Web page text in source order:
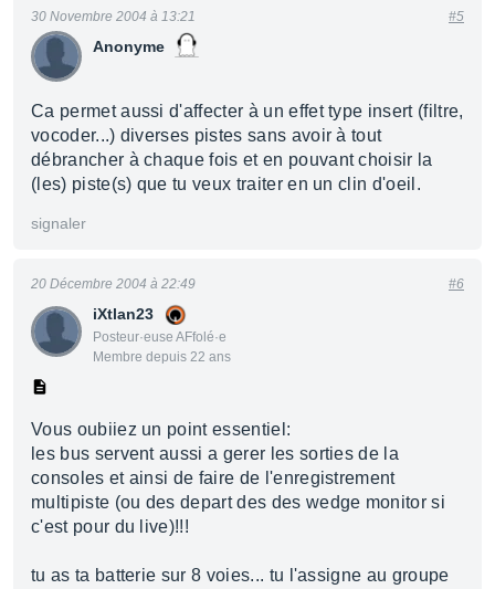
Anonyme
30 Novembre 2004 à 13:21 #5
Ca permet aussi d'affecter à un effet type insert (filtre,
vocoder...) diverses pistes sans avoir à tout
débrancher à chaque fois et en pouvant choisir la
(les) piste(s) que tu veux traiter en un clin d'oeil.
signaler
iXtlan23
Posteur·euse AFfolé·e
Membre depuis 22 ans
20 Décembre 2004 à 22:49 #6
Vous oubiiez un point essentiel:
les bus servent aussi a gerer les sorties de la
consoles et ainsi de faire de l'enregistrement
multipiste (ou des depart des des wedge monitor si
c'est pour du live)!!!
tu as ta batterie sur 8 voies... tu l'assigne au groupe